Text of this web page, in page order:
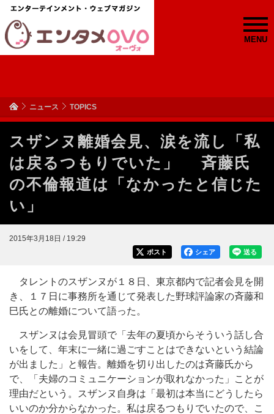
MENU
ニュース TOPICS
スザンヌ離婚会見、涙を流し「私
は戻るつもりでいた」 斉藤氏
の不倫報道は「なかったと信じた
い」
2015年3月18日 / 19:29
送る
シェア
ポスト
タレントのスザンヌが１８日、東京都内で記者会見を開
き、１７日に事務所を通じて発表した野球評論家の斉藤和
巳氏との離婚について語った。
スザンヌは会見冒頭で「去年の夏頃からそういう話し合
いをして、年末に一緒に過ごすことはできないという結論
が出ました」と報告。離婚を切り出したのは斉藤氏から
で、「夫婦のコミュニケーションが取れなかった」ことが
理由だという。スザンヌ自身は「最初は本当にどうしたら
いいのか分からなかった。私は戻るつもりでいたので、こ